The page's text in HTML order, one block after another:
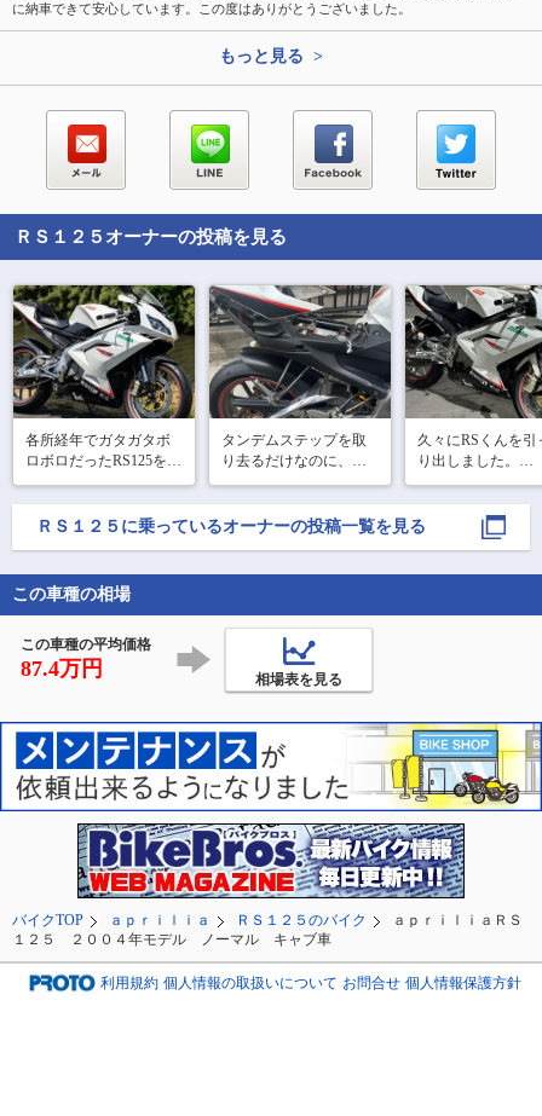
に納車できて安心しています。この度はありがとうございました。
もっと見る >
ＲＳ１２５ オーナーの投稿を見る
各所経年でガタガタボ
ロボロだったRS125を総
メンテしてもらいまし
た。
新品あるパーツは全て
でもダメなパーツは社
外品に交換。
したが手放した
タンデムステップを取
り去るだけなのに、ケ
ツ周り全て外さないと
ボルトにアクセス出来
ないとは思わなかった
久々にRSくんを引
り出しました。
エンジンかからん
な〜と思いきやセ
発始動！
ご褒美にピカピカ
ＲＳ１２５ に乗っているオーナーの投稿一覧を見る
この車種の相場
この車種の平均価格
87.4万円 相場表を見る
バイクTOP ａｐｒｉｌｉａ ＲＳ１２５のバイク
ａｐｒｉｌｉａＲＳ
１２５ ２００４年モデル ノーマル キャブ車
利用規約 個人情報の取扱いについて お問合せ 個人情報保護方針